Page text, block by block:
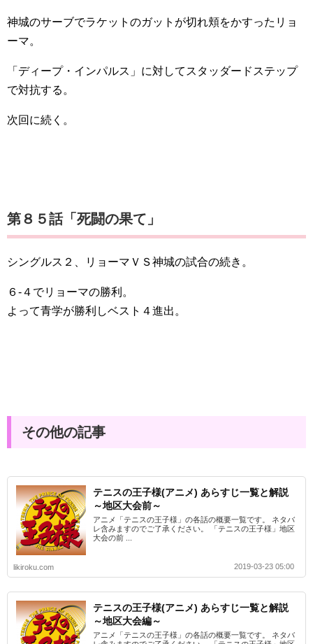
神城のサーブでラケットのガットが切れ頬をかすったリョ
ーマ。
「ディープ・インパルス」に対してスタッダードステップ
で対抗する。
次回に続く。
第８５話「死闘の果て」
シングルス２、リョーマＶＳ神城の試合の続き。
６-４でリョーマの勝利。
よって青学が勝利しベスト４進出。
その他の記事
テニスの王子様(アニメ) あらすじ一覧と解説
～地区大会前～
アニメ「テニスの王子様」の各話の概要一覧です。 ネタバ
レ含みますのでご了承ください。 「テニスの王子様」地区
大会の前 ...
likiroku.com 2019-03-23 05:00
テニスの王子様(アニメ) あらすじ一覧と解説
～地区大会編～
アニメ「テニスの王子様」の各話の概要一覧です。 ネタバ